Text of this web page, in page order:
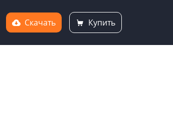
Скачать Купить